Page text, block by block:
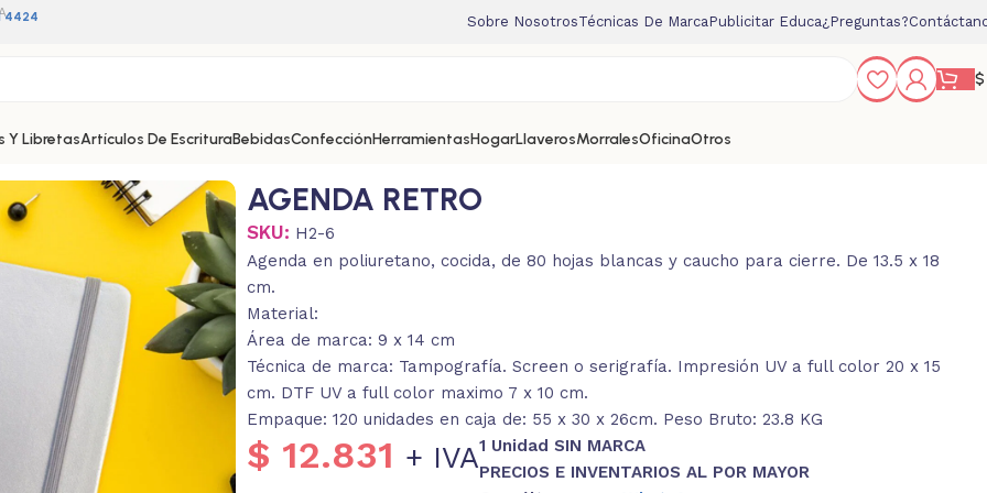
4424 Sobre NosotrosTécnicas De MarcaPublicitar Educa¿Preguntas?
$
Y LibretasArtículos De EscrituraBebidasConfecciónHerramientasHogarLlaverosMorralesOficinaOtros
AGENDA RETRO
SKU: H2-6
Agenda en poliuretano, cocida, de 80 hojas blancas y caucho para cierre. De 13.5 x 18
cm.
Material:
Área de marca: 9 x 14 cm
Técnica de marca: Tampografía. Screen o serigrafía. Impresión UV a full color 20 x 15
cm. DTF UV a full color maximo 7 x 10 cm.
Empaque: 120 unidades en caja de: 55 x 30 x 26cm. Peso Bruto: 23.8 KG
$ 12.831 + IVA1 Unidad SIN MARCA
PRECIOS E INVENTARIOS AL POR MAYOR